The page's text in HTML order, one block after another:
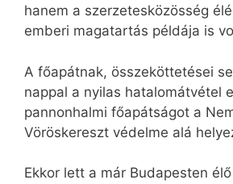
hanem a szerzetesközösség
emberi magatartás példája is
A főapátnak, összeköttetései
nappal a nyilas hatalomátvétel
pannonhalmi főapátságot a
Vöröskereszt védelme alá
Ekkor lett a már Budapesten